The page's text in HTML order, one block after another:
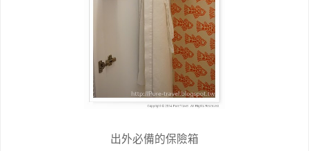
出外必備的保險箱